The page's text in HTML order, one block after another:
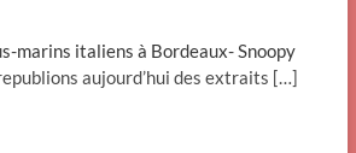
marins italiens à Bordeaux- Snoopy
aujourd’hui des extraits […]